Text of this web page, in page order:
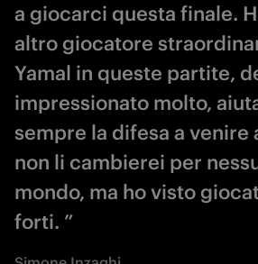
a giocarci questa finale.
altro giocatore
Yamal in queste partite,
impressionato molto,
sempre la difesa a venire
non li cambierei per
mondo, ma ho visto
forti. ”